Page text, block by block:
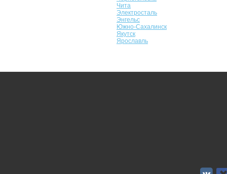
Чита
Электросталь
Энгельс
Южно-Сахалинск
Якутск
Ярославль